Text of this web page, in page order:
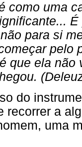
como uma
para si
pelo
que ela não
do
recorrer a
uma